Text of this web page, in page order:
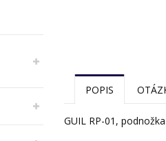
POPIS
GUIL RP-01,